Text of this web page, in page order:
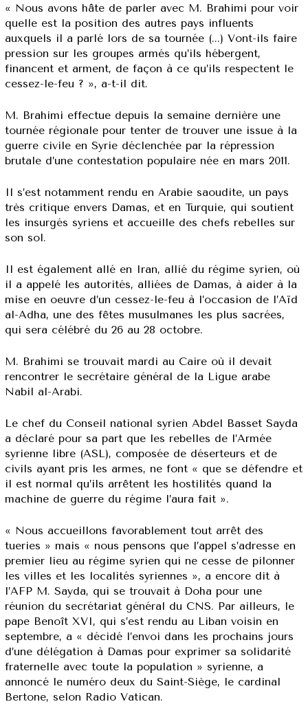
« Nous avons hâte de parler avec M. Brahimi pour voir
quelle est la position des autres pays influents
auxquels il a parlé lors de sa tournée (...) Vont-ils faire
pression sur les groupes armés qu’ils hébergent,
financent et arment, de façon à ce qu’ils respectent le
cessez-le-feu ? », a-t-il dit.
M. Brahimi effectue depuis la semaine dernière une
tournée régionale pour tenter de trouver une issue à la
guerre civile en Syrie déclenchée par la répression
brutale d’une contestation populaire née en mars 2011.
Il s’est notamment rendu en Arabie saoudite, un pays
très critique envers Damas, et en Turquie, qui soutient
les insurgés syriens et accueille des chefs rebelles sur
son sol.
Il est également allé en Iran, allié du régime syrien, où
il a appelé les autorités, alliées de Damas, à aider à la
mise en oeuvre d’un cessez-le-feu à l’occasion de l’Aïd
al-Adha, une des fêtes musulmanes les plus sacrées,
qui sera célébré du 26 au 28 octobre.
M. Brahimi se trouvait mardi au Caire où il devait
rencontrer le secrétaire général de la Ligue arabe
Nabil al-Arabi.
Le chef du Conseil national syrien Abdel Basset Sayda
a déclaré pour sa part que les rebelles de l’Armée
syrienne libre (ASL), composée de déserteurs et de
civils ayant pris les armes, ne font « que se défendre et
il est normal qu’ils arrêtent les hostilités quand la
machine de guerre du régime l’aura fait ».
« Nous accueillons favorablement tout arrêt des
tueries » mais « nous pensons que l’appel s’adresse en
premier lieu au régime syrien qui ne cesse de pilonner
les villes et les localités syriennes », a encore dit à
l’AFP M. Sayda, qui se trouvait à Doha pour une
réunion du secrétariat général du CNS. Par ailleurs, le
pape Benoît XVI, qui s’est rendu au Liban voisin en
septembre, a « décidé l’envoi dans les prochains jours
d’une délégation à Damas pour exprimer sa solidarité
fraternelle avec toute la population » syrienne, a
annoncé le numéro deux du Saint-Siège, le cardinal
Bertone, selon Radio Vatican.